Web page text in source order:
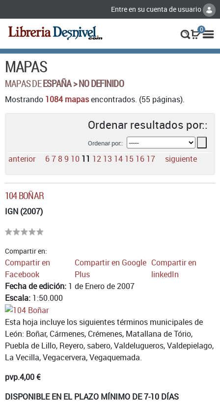
Entre en su cuenta de usuario
0
MAPAS
MAPAS DEESPAÑA > NO DEFINIDO
Mostrando 1084 mapasencontrados. (55 páginas).
Ordenar resultados por::
Ordenar por::
anterior 6789 10 11 12 13 14 15 16 17 siguiente
104 BOÑAR
IGN (2007)
Compartir en:
Compartir en
Facebook
Compartir en Google
Plus
Compartir en
linkedIn
Fecha de edición: 1 de Enero de 2007
Escala: 1:50.000
Esta hoja incluye los siguientes términos municipales de
León: Boñar, Cármenes, Crémenes, Matallana de Tório,
Puebla de Lillo, Reyero, sabero, Valdelugueros, Valdepielago,
La Vecilla, Vegacervera, Vegaquemada.
pvp.4,00 €
DISPONIBLE EN EL PLAZO MÍNIMO DE 7-10 DÍAS